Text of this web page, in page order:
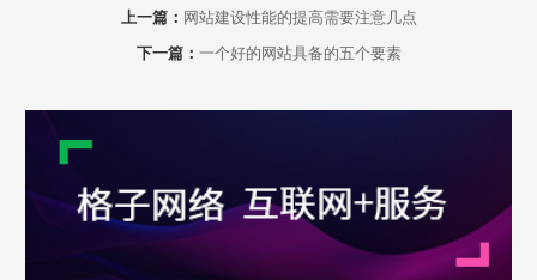
上一篇： 网站建设性能的提高需要注意几点
下一篇： 一个好的网站具备的五个要素